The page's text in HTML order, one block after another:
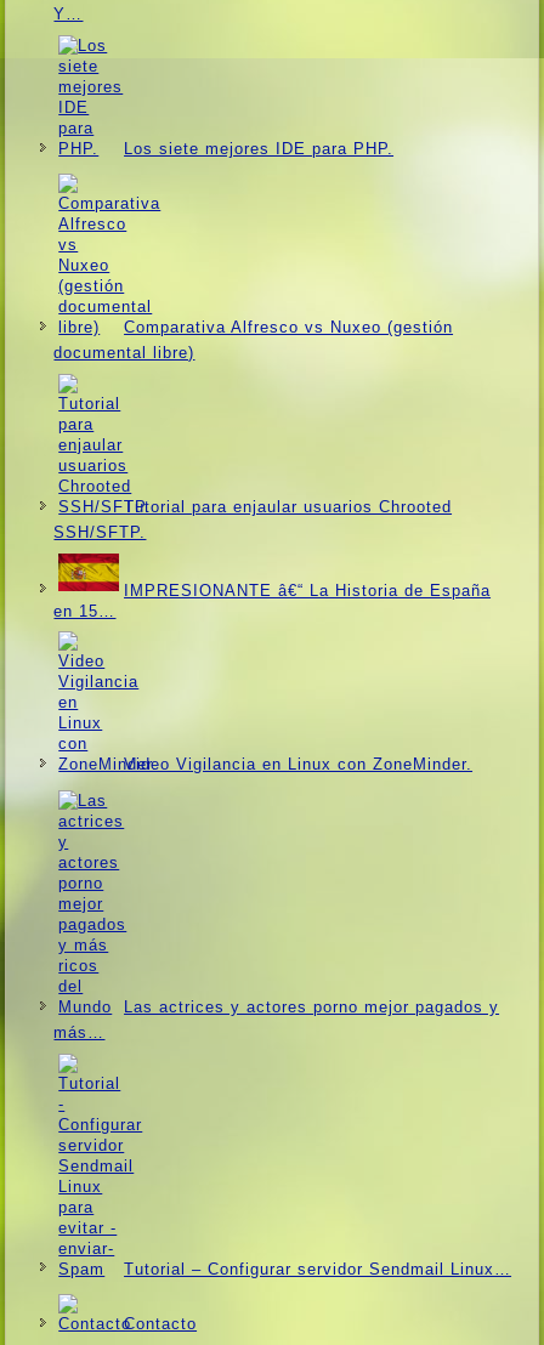
Y…
Los siete mejores IDE para PHP.
Comparativa Alfresco vs Nuxeo (gestión
documental libre)
Tutorial para enjaular usuarios Chrooted
SSH/SFTP.
IMPRESIONANTE â€“ La Historia de España
en 15…
Video Vigilancia en Linux con ZoneMinder.
Las actrices y actores porno mejor pagados y
más…
Tutorial – Configurar servidor Sendmail Linux…
Contacto